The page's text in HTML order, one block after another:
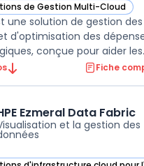
de Gestion Multi-Cloud
dans cette catégorie
une solution de gestion des
d'optimisation des
conçue pour aider les
à mieux comprendre,
une visibilité complète des
IT en regroupant les do ...
Fiche
Ezmeral Data Fabric
et la gestion des